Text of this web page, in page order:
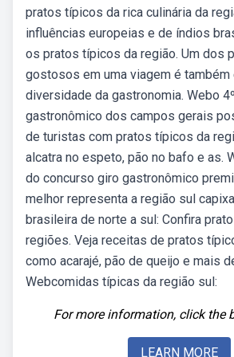
pratos típicos da rica culinária da
influências europeias e de índios
os pratos típicos da região. Um dos
gostosos em uma viagem é também
diversidade da gastronomia. Webo
gastronômico dos campos gerais
de turistas com pratos típicos da
alcatra no espeto, pão no bafo e as.
do concurso giro gastronômico
melhor representa a região sul
brasileira de norte a sul: Confira
regiões. Veja receitas de pratos
como acarajé, pão de queijo e mais
Webcomidas típicas da região sul:
For more information, click the
LEARN MORE